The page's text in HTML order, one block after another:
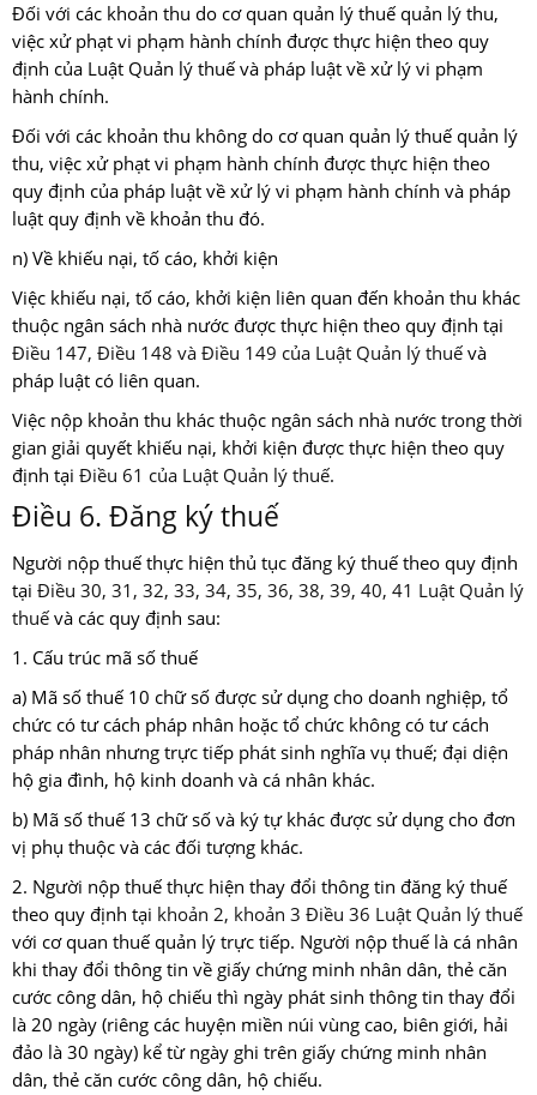
Đối với các khoản thu do cơ quan quản lý thuế quản lý thu,
việc xử phạt vi phạm hành chính được thực hiện theo quy
định của Luật Quản lý thuế và pháp luật về xử lý vi phạm
hành chính.
Đối với các khoản thu không do cơ quan quản lý thuế quản lý
thu, việc xử phạt vi phạm hành chính được thực hiện theo
quy định của pháp luật về xử lý vi phạm hành chính và pháp
luật quy định về khoản thu đó.
n) Về khiếu nại, tố cáo, khởi kiện
Việc khiếu nại, tố cáo, khởi kiện liên quan đến khoản thu khác
thuộc ngân sách nhà nước được thực hiện theo quy định tại
Điều 147, Điều 148 và Điều 149 của Luật Quản lý thuếvà
pháp luật có liên quan.
Việc nộp khoản thu khác thuộc ngân sách nhà nước trong thời
gian giải quyết khiếu nại, khởi kiện được thực hiện theo quy
định tại Điều 61 của Luật Quản lý thuế.
Điều 6. Đăng ký thuế
Người nộp thuế thực hiện thủ tục đăng ký thuế theo quy định
tại Điều 30, 31, 32, 33, 34, 35, 36, 38, 39, 40, 41 Luật Quản lý
thuếvà các quy định sau:
1. Cấu trúc mã số thuế
a) Mã số thuế 10 chữ số được sử dụng cho doanh nghiệp, tổ
chức có tư cách pháp nhân hoặc tổ chức không có tư cách
pháp nhân nhưng trực tiếp phát sinh nghĩa vụ thuế; đại diện
hộ gia đình, hộ kinh doanh và cá nhân khác.
b) Mã số thuế 13 chữ số và ký tự khác được sử dụng cho đơn
vị phụ thuộc và các đối tượng khác.
2. Người nộp thuế thực hiện thay đổi thông tin đăng ký thuế
theo quy định tại khoản 2, khoản 3 Điều 36 Luật Quản lý thuế
với cơ quan thuế quản lý trực tiếp. Người nộp thuế là cá nhân
khi thay đổi thông tin về giấy chứng minh nhân dân, thẻ căn
cước công dân, hộ chiếu thì ngày phát sinh thông tin thay đổi
là 20 ngày (riêng các huyện miền núi vùng cao, biên giới, hải
đảo là 30 ngày) kể từ ngày ghi trên giấy chứng minh nhân
dân, thẻ căn cước công dân, hộ chiếu.